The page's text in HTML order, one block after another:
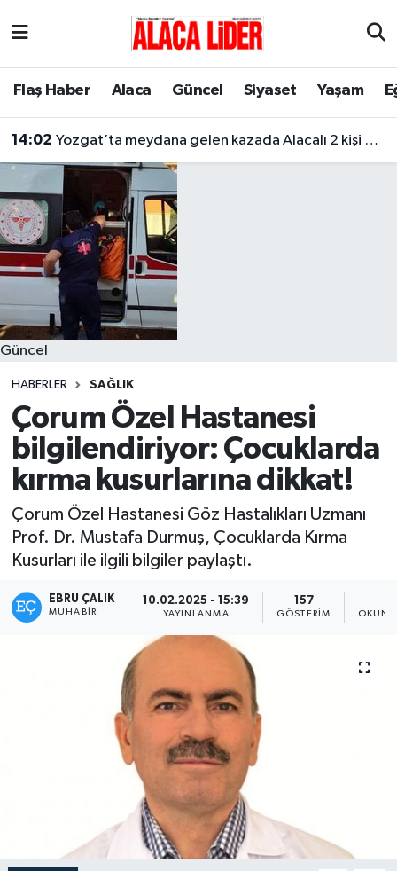
Flaş Haber Alaca Güncel Siyaset Yaşam
14:02 Yozgat’ta meydana gelen kazada Alacalı 2 kişi hayatını kaybetti
Güncel
HABERLER SAĞLIK
Çorum Özel Hastanesi
bilgilendiriyor: Çocuklarda
kırma kusurlarına dikkat!
Çorum Özel Hastanesi Göz Hastalıkları Uzmanı
Prof. Dr. Mustafa Durmuş, Çocuklarda Kırma
Kusurları ile ilgili bilgiler paylaştı.
EBRU ÇALIK
MUHABIR
10.02.2025 - 15:39
YAYINLANMA
157
GÖSTERIM
Çorum Nöbetçi Eczaneler
Çorum Trafik Yoğunluk Haritası
Süper Lig Puan Durumu ve Fikstür
Tüm Manşetler
Son Dakika Haberleri
Haber Arşivi